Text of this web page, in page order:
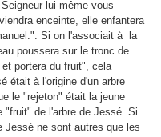
lui-même vous
enceinte, elle enfantera
Si on l'associait à la
poussera sur le tronc de
portera du fruit", cela
était à l'origine d'un arbre
le "rejeton" était la jeune
"fruit" de l'arbre de Jessé. Si
Jessé ne sont autres que les